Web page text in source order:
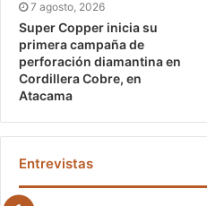
7 agosto, 2026
Super Copper inicia su
primera campaña de
perforación diamantina en
Cordillera Cobre, en
Atacama
Entrevistas